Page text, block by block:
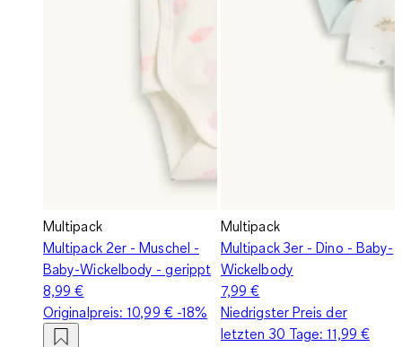
Multipack
Multipack 2er - Muschel -
Baby-Wickelbody - gerippt
8,99 €
Originalpreis:10,99 €-18%
Multipack
Multipack 3er - Dino - Baby-
Wickelbody
7,99 €
Niedrigster Preis der
letzten 30 Tage:11,99 €